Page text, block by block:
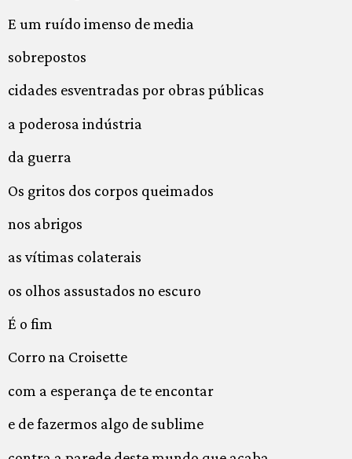
E um ruído imenso de media
sobrepostos
cidades esventradas por obras públicas
a poderosa indústria
da guerra
Os gritos dos corpos queimados
nos abrigos
as vítimas colaterais
os olhos assustados no escuro
É o fim
Corro na Croisette
com a esperança de te encontar
e de fazermos algo de sublime